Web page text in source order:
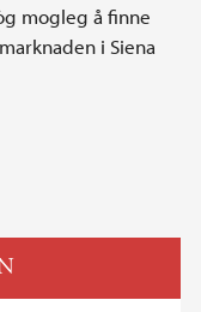
mogleg å finne
i Siena